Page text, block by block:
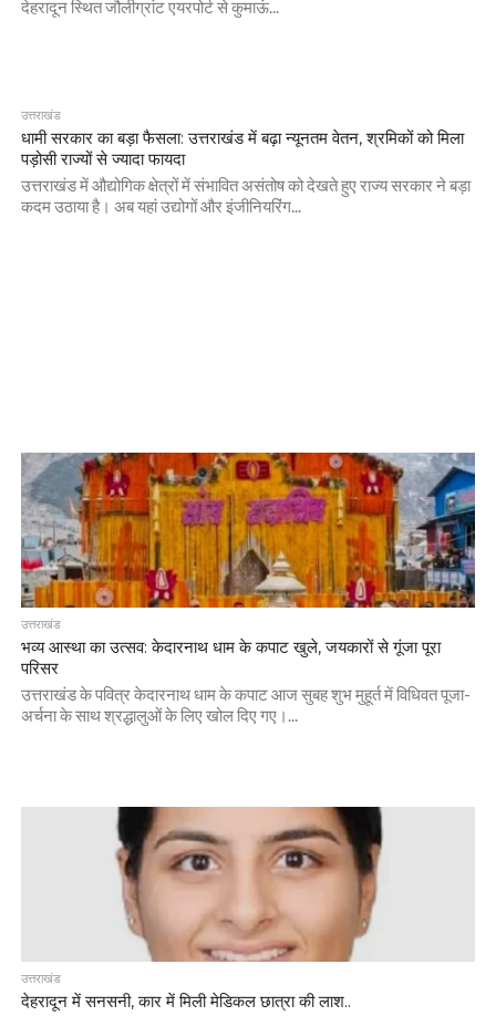
देहरादून स्थित जौलीग्रांट एयरपोर्ट से कुमाऊं...
उत्तराखंड
धामी सरकार का बड़ा फैसला: उत्तराखंड में बढ़ा न्यूनतम वेतन, श्रमिकों को मिला
पड़ोसी राज्यों से ज्यादा फायदा
उत्तराखंड में औद्योगिक क्षेत्रों में संभावित असंतोष को देखते हुए राज्य सरकार ने बड़ा
कदम उठाया है। अब यहां उद्योगों और इंजीनियरिंग...
उत्तराखंड
भव्य आस्था का उत्सव: केदारनाथ धाम के कपाट खुले, जयकारों से गूंजा पूरा
परिसर
उत्तराखंड के पवित्र केदारनाथ धाम के कपाट आज सुबह शुभ मुहूर्त में विधिवत पूजा-
अर्चना के साथ श्रद्धालुओं के लिए खोल दिए गए।...
उत्तराखंड
देहरादून में सनसनी, कार में मिली मेडिकल छात्रा की लाश..